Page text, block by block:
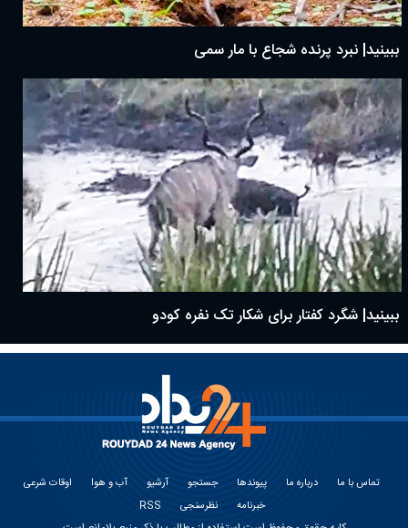
ببینید| نبرد پرنده شجاع با مار سمی
ببینید| شگرد کفتار برای شکار تک نفره کودو
تماس با ما درباره ما پیوندها جستجو آرشیو آب و هوا
اوقات شرعی
خبرنامه
نظرسنجی RSS